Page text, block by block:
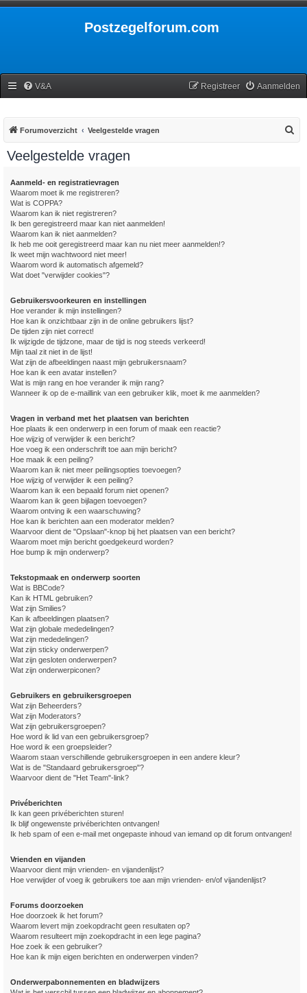
Postzegelforum.com
V&A Aanmelden
Registreer
Forumoverzicht Veelgestelde vragen
Veelgestelde vragen
Aanmeld- en registratievragen
Waarom moet ik me registreren?
Wat is COPPA?
Waarom kan ik niet registreren?
Ik ben geregistreerd maar kan niet aanmelden!
Waarom kan ik niet aanmelden?
Ik heb me ooit geregistreerd maar kan nu niet meer aanmelden!?
Ik weet mijn wachtwoord niet meer!
Waarom word ik automatisch afgemeld?
Wat doet "verwijder cookies"?
Gebruikersvoorkeuren en instellingen
Hoe verander ik mijn instellingen?
Hoe kan ik onzichtbaar zijn in de online gebruikers lijst?
De tijden zijn niet correct!
Ik wijzigde de tijdzone, maar de tijd is nog steeds verkeerd!
Mijn taal zit niet in de lijst!
Wat zijn de afbeeldingen naast mijn gebruikersnaam?
Hoe kan ik een avatar instellen?
Wat is mijn rang en hoe verander ik mijn rang?
Wanneer ik op de e-maillink van een gebruiker klik, moet ik me aanmelden?
Vragen in verband met het plaatsen van berichten
Hoe plaats ik een onderwerp in een forum of maak een reactie?
Hoe wijzig of verwijder ik een bericht?
Hoe voeg ik een onderschrift toe aan mijn bericht?
Hoe maak ik een peiling?
Waarom kan ik niet meer peilingsopties toevoegen?
Hoe wijzig of verwijder ik een peiling?
Waarom kan ik een bepaald forum niet openen?
Waarom kan ik geen bijlagen toevoegen?
Waarom ontving ik een waarschuwing?
Hoe kan ik berichten aan een moderator melden?
Waarvoor dient de "Opslaan"-knop bij het plaatsen van een bericht?
Waarom moet mijn bericht goedgekeurd worden?
Hoe bump ik mijn onderwerp?
Tekstopmaak en onderwerp soorten
Wat is BBCode?
Kan ik HTML gebruiken?
Wat zijn Smilies?
Kan ik afbeeldingen plaatsen?
Wat zijn globale mededelingen?
Wat zijn mededelingen?
Wat zijn sticky onderwerpen?
Wat zijn gesloten onderwerpen?
Wat zijn onderwerpiconen?
Gebruikers en gebruikersgroepen
Wat zijn Beheerders?
Wat zijn Moderators?
Wat zijn gebruikersgroepen?
Hoe word ik lid van een gebruikersgroep?
Hoe word ik een groepsleider?
Waarom staan verschillende gebruikersgroepen in een andere kleur?
Wat is de "Standaard gebruikersgroep"?
Waarvoor dient de "Het Team"-link?
Privéberichten
Ik kan geen privéberichten sturen!
Ik blijf ongewenste privéberichten ontvangen!
Ik heb spam of een e-mail met ongepaste inhoud van iemand op dit forum ontvangen!
Vrienden en vijanden
Waarvoor dient mijn vrienden- en vijandenlijst?
Hoe verwijder of voeg ik gebruikers toe aan mijn vrienden- en/of vijandenlijst?
Forums doorzoeken
Hoe doorzoek ik het forum?
Waarom levert mijn zoekopdracht geen resultaten op?
Waarom resulteert mijn zoekopdracht in een lege pagina?
Hoe zoek ik een gebruiker?
Hoe kan ik mijn eigen berichten en onderwerpen vinden?
Onderwerpabonnementen en bladwijzers